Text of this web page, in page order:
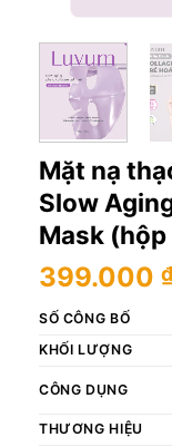
Mặt nạ
Slow
Mask
399.000 ₫
SỐ CÔNG BỐ
KHỐI LƯỢNG
CÔNG DỤNG
THƯƠNG HIỆU